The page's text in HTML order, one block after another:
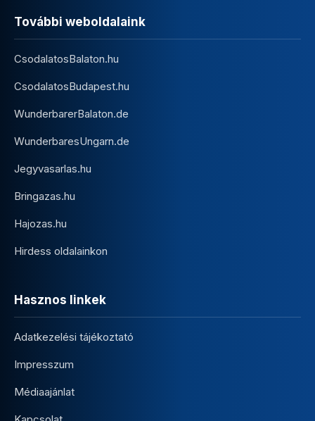
További weboldalaink
CsodalatosBalaton.hu
CsodalatosBudapest.hu
WunderbarerBalaton.de
WunderbaresUngarn.de
Jegyvasarlas.hu
Bringazas.hu
Hajozas.hu
Hirdess oldalainkon
Hasznos linkek
Adatkezelési tájékoztató
Impresszum
Médiaajánlat